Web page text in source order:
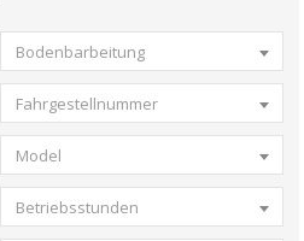
Bodenbarbeitung
Fahrgestellnummer
Model
Betriebsstunden